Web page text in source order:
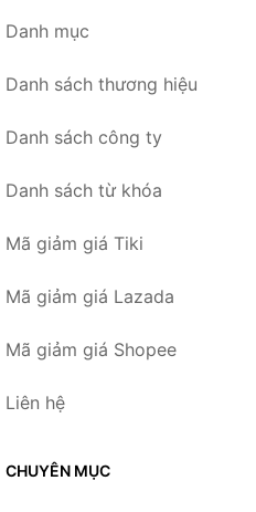
Danh mục
Danh sách thương hiệu
Danh sách công ty
Danh sách từ khóa
Mã giảm giá Tiki
Mã giảm giá Lazada
Mã giảm giá Shopee
Liên hệ
CHUYÊN MỤC